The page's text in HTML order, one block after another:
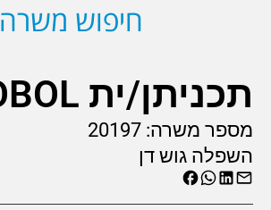
חיפוש משרה
תכניתן/ית MF COBOL
מספר משרה: 20197
השפלה גוש דן